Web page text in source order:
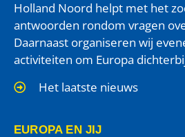
Holland Noord helpt met het
antwoorden rondom vragen
Daarnaast organiseren wij
activiteiten om Europa
Het laatste nieuws
EUROPA EN JIJ